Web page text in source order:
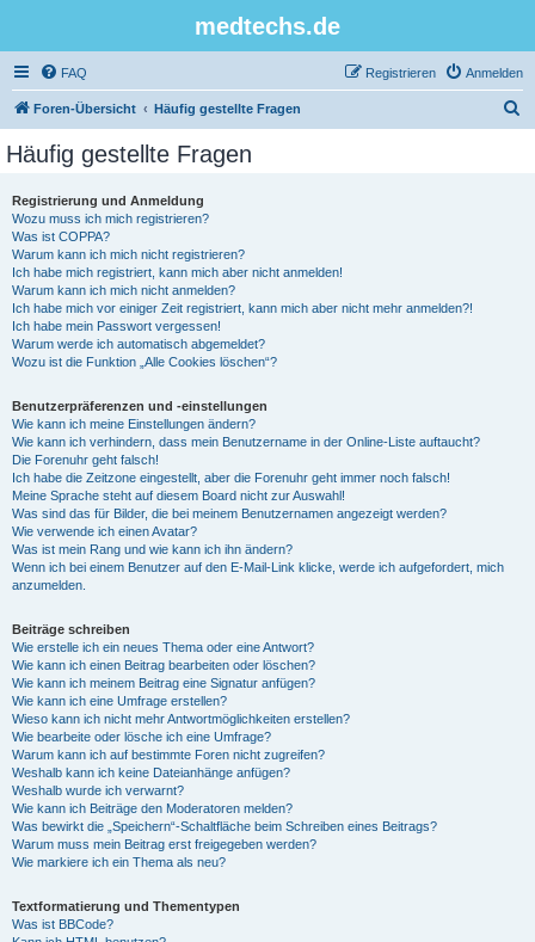
medtechs.de
FAQ Anmelden
Registrieren
Foren-Übersicht Häufig gestellte Fragen
Häufig gestellte Fragen
Registrierung und Anmeldung
Wozu muss ich mich registrieren?
Was ist COPPA?
Warum kann ich mich nicht registrieren?
Ich habe mich registriert, kann mich aber nicht anmelden!
Warum kann ich mich nicht anmelden?
Ich habe mich vor einiger Zeit registriert, kann mich aber nicht mehr anmelden?!
Ich habe mein Passwort vergessen!
Warum werde ich automatisch abgemeldet?
Wozu ist die Funktion „Alle Cookies löschen“?
Benutzerpräferenzen und -einstellungen
Wie kann ich meine Einstellungen ändern?
Wie kann ich verhindern, dass mein Benutzername in der Online-Liste auftaucht?
Die Forenuhr geht falsch!
Ich habe die Zeitzone eingestellt, aber die Forenuhr geht immer noch falsch!
Meine Sprache steht auf diesem Board nicht zur Auswahl!
Was sind das für Bilder, die bei meinem Benutzernamen angezeigt werden?
Wie verwende ich einen Avatar?
Was ist mein Rang und wie kann ich ihn ändern?
Wenn ich bei einem Benutzer auf den E-Mail-Link klicke, werde ich aufgefordert, mich
anzumelden.
Beiträge schreiben
Wie erstelle ich ein neues Thema oder eine Antwort?
Wie kann ich einen Beitrag bearbeiten oder löschen?
Wie kann ich meinem Beitrag eine Signatur anfügen?
Wie kann ich eine Umfrage erstellen?
Wieso kann ich nicht mehr Antwortmöglichkeiten erstellen?
Wie bearbeite oder lösche ich eine Umfrage?
Warum kann ich auf bestimmte Foren nicht zugreifen?
Weshalb kann ich keine Dateianhänge anfügen?
Weshalb wurde ich verwarnt?
Wie kann ich Beiträge den Moderatoren melden?
Was bewirkt die „Speichern“-Schaltfläche beim Schreiben eines Beitrags?
Warum muss mein Beitrag erst freigegeben werden?
Wie markiere ich ein Thema als neu?
Textformatierung und Thementypen
Was ist BBCode?